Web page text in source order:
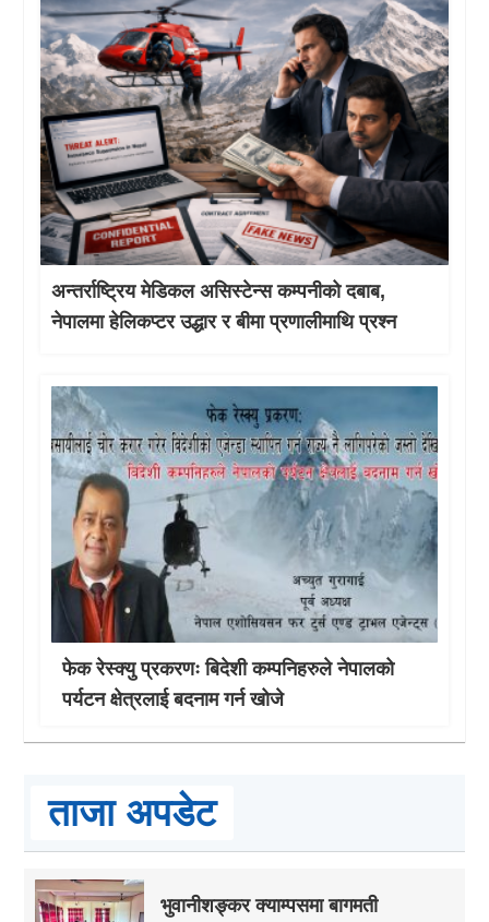
अन्तर्राष्ट्रिय मेडिकल असिस्टेन्स कम्पनीको दबाब,
नेपालमा हेलिकप्टर उद्धार र बीमा प्रणालीमाथि प्रश्न
फेक रेस्क्यु प्रकरणः बिदेशी कम्पनिहरुले नेपालको
पर्यटन क्षेत्रलाई बदनाम गर्न खोजे
ताजा अपडेट
भुवानीशङ्कर क्याम्पसमा बागमती